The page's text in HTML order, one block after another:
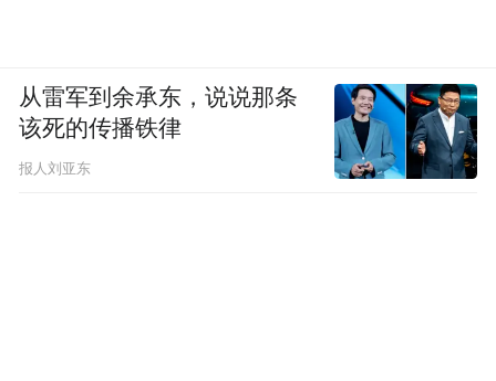
从雷军到余承东，说说那条
该死的传播铁律
报人刘亚东